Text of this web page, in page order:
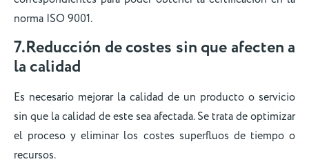
norma ISO 9001.
7.Reducción de costes sin que afecten a
la calidad
Es necesario mejorar la calidad de un producto o servicio
sin que la calidad de este sea afectada. Se trata de optimizar
el proceso y eliminar los costes superfluos de tiempo o
recursos.